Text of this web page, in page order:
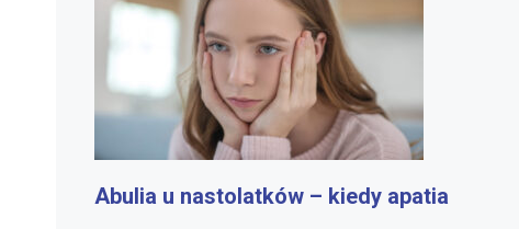
Abulia u nastolatków – kiedy apatia